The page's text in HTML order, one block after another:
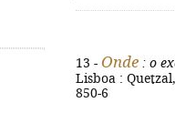
13 - Onde : o
Lisboa :
850-6